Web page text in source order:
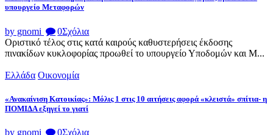
υπουργείο Μεταφορών
by gnomi 0Σχόλια
Οριστικό τέλος στις κατά καιρούς καθυστερήσεις έκδοσης
πινακίδων κυκλοφορίας προωθεί το υπουργείο Υποδομών και Μ...
Ελλάδα Οικονομία
«Ανακαίνιση Κατοικίας»: Μόλις 1 στις 10 αιτήσεις αφορά «κλειστά» σπίτια- η
ΠΟΜΙΔΑ εξηγεί το γιατί
by gnomi 0Σχόλια